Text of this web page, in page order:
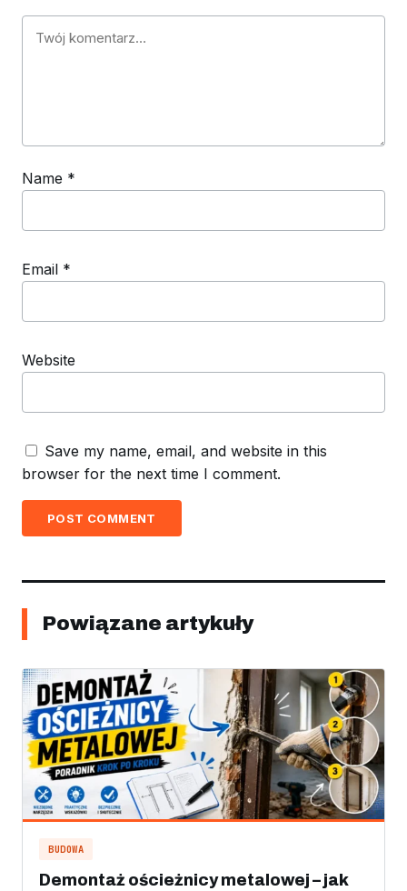
Name *
Email *
Website
Save my name, email, and website in this
browser for the next time I comment.
POST COMMENT
Powiązane artykuły
BUDOWA
Demontaż ościeżnicy metalowej – jak